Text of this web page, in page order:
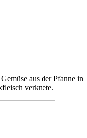
aus der Pfanne in
verknete.